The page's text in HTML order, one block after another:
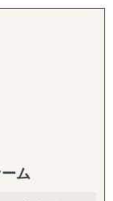
ーズの高い支
アルで答え合
す。２０２２
八重山事務所
ーストラリ
ブラジル各国
とインバウン
ム